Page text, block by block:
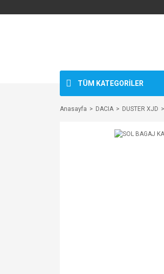
TÜM KATEGORİLER
Anasayfa DACIA DUSTER XJD